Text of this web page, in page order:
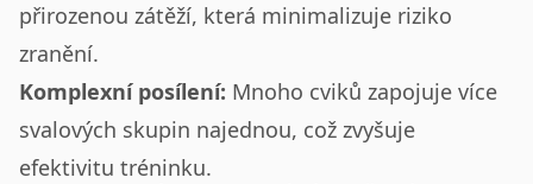
přirozenou zátěží, která minimalizuje riziko
zranění.
Komplexní posílení: Mnoho cviků zapojuje více
svalových skupin najednou, což zvyšuje
efektivitu tréninku.